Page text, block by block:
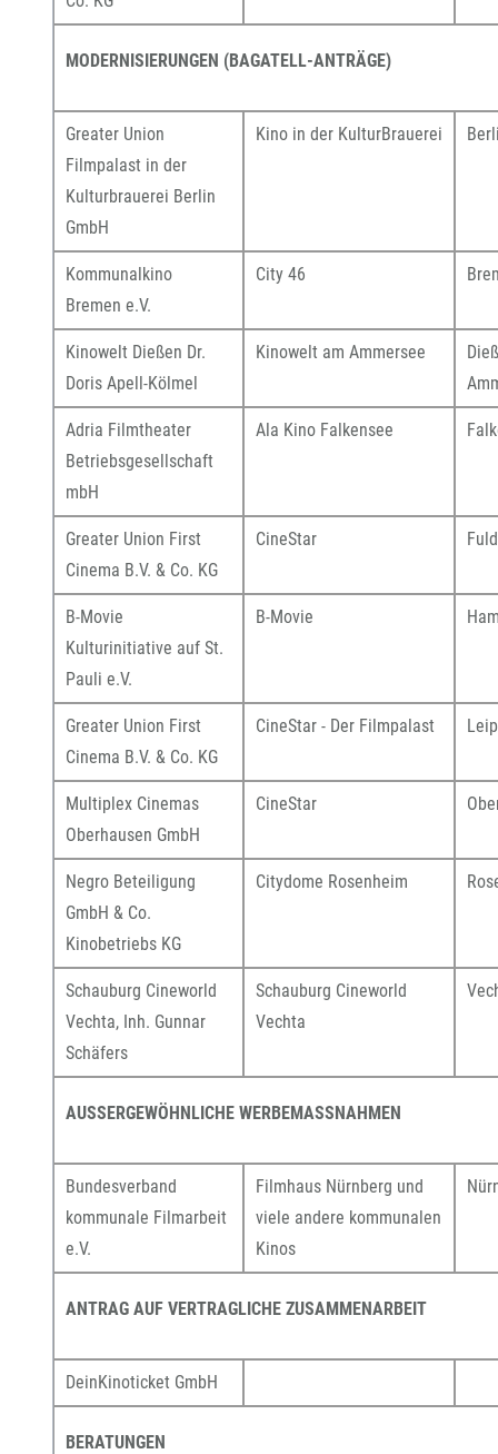
MODERNISIERUNGEN (BAGATELL-ANTRÄGE)
Greater Union
Filmpalast in der
Kulturbrauerei Berlin
GmbH
Kino in der KulturBrauerei
Kommunalkino
Bremen e.V.
City 46
Kinowelt Dießen Dr.
Doris Apell-Kölmel
Kinowelt am Ammersee
Adria Filmtheater
Betriebsgesellschaft
mbH
Ala Kino Falkensee
Greater Union First
Cinema B.V. & Co. KG
CineStar
B-Movie
Kulturinitiative auf St.
Pauli e.V.
B-Movie
Greater Union First
Cinema B.V. & Co. KG
CineStar - Der Filmpalast
Multiplex Cinemas
Oberhausen GmbH
CineStar
Negro Beteiligung
GmbH & Co.
Kinobetriebs KG
Citydome Rosenheim
Schauburg Cineworld
Vechta, Inh. Gunnar
Schäfers
Schauburg Cineworld
Vechta
AUSSERGEWÖHNLICHE WERBEMASSNAHMEN
Bundesverband
kommunale Filmarbeit
e.V.
Filmhaus Nürnberg und
viele andere kommunalen
Kinos
ANTRAG AUF VERTRAGLICHE ZUSAMMENARBEIT
DeinKinoticket GmbH
BERATUNGEN